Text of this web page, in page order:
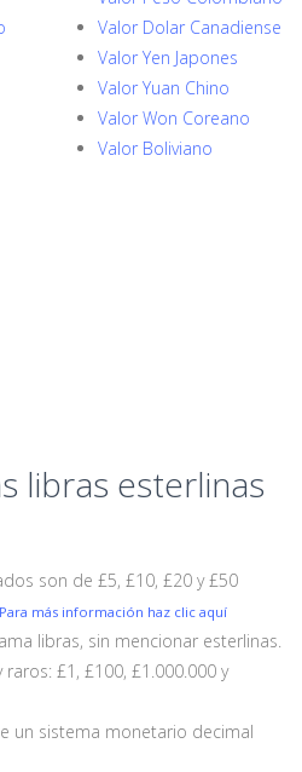
Valor Dolar Canadiense
Valor Yen Japones
Valor Yuan Chino
Valor Won Coreano
Valor Boliviano
libras esterlinas
son de £5, £10, £20 y £50
más información haz clic aquí
libras, sin mencionar esterlinas.
£1, £100, £1.000.000 y
un sistema monetario decimal